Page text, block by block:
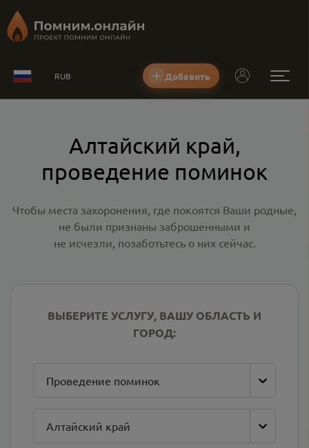
RUB Добавить
Алтайский край,
проведение поминок
Чтобы места захоронения, где покоятся Ваши родные,
не были признаны заброшенными и
не исчезли, позаботьтесь о них сейчас.
ВЫБЕРИТЕ УСЛУГУ, ВАШУ ОБЛАСТЬ И
ГОРОД:
Проведение поминок
Алтайский край